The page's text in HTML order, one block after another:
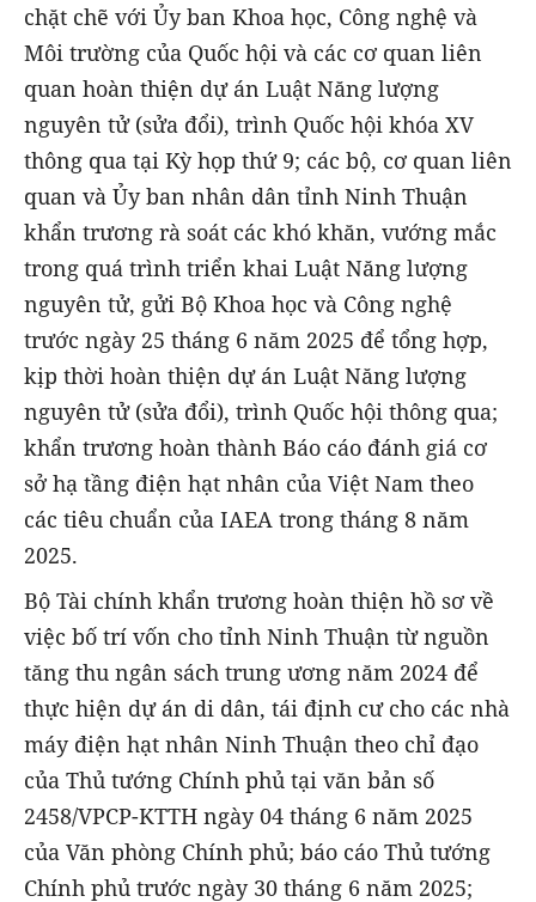
chặt chẽ với Ủy ban Khoa học, Công nghệ và
Môi trường của Quốc hội và các cơ quan liên
quan hoàn thiện dự án Luật Năng lượng
nguyên tử (sửa đổi), trình Quốc hội khóa XV
thông qua tại Kỳ họp thứ 9; các bộ, cơ quan liên
quan và Ủy ban nhân dân tỉnh Ninh Thuận
khẩn trương rà soát các khó khăn, vướng mắc
trong quá trình triển khai Luật Năng lượng
nguyên tử, gửi Bộ Khoa học và Công nghệ
trước ngày 25 tháng 6 năm 2025 để tổng hợp,
kịp thời hoàn thiện dự án Luật Năng lượng
nguyên tử (sửa đổi), trình Quốc hội thông qua;
khẩn trương hoàn thành Báo cáo đánh giá cơ
sở hạ tầng điện hạt nhân của Việt Nam theo
các tiêu chuẩn của IAEA trong tháng 8 năm
2025.
Bộ Tài chính khẩn trương hoàn thiện hồ sơ về
việc bố trí vốn cho tỉnh Ninh Thuận từ nguồn
tăng thu ngân sách trung ương năm 2024 để
thực hiện dự án di dân, tái định cư cho các nhà
máy điện hạt nhân Ninh Thuận theo chỉ đạo
của Thủ tướng Chính phủ tại văn bản số
2458/VPCP-KTTH ngày 04 tháng 6 năm 2025
của Văn phòng Chính phủ; báo cáo Thủ tướng
Chính phủ trước ngày 30 tháng 6 năm 2025;